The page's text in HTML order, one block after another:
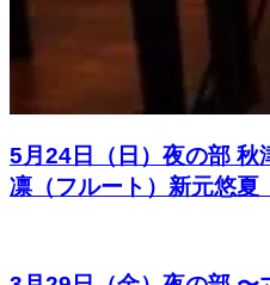
5月24日（日）夜の部 秋
凛（フルート）新元悠夏